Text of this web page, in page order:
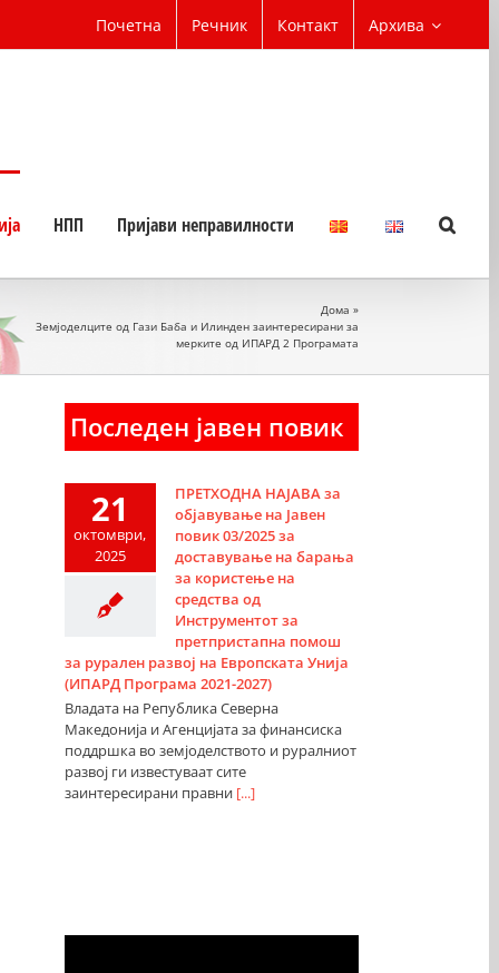
Почетна Речник Контакт Архива
НПП Пријави неправилности
Дома »
Земјоделците од Гази Баба и Илинден заинтересирани за
мерките од ИПАРД 2 Програмата
Последен јавен повик
21
октомври,
2025
ПРЕТХОДНА НАЈАВА за
објавување на Јавен
повик 03/2025 за
доставување на барања
за користење на
средства од
Инструментот за
претпристапна помош
за рурален развој на Европската Унија
(ИПАРД Програма 2021-2027)
Владата на Република Северна
Македонија и Агенцијата за финансиска
поддршка во земјоделството и руралниот
развој ги известуваат сите
заинтересирани правни [...]